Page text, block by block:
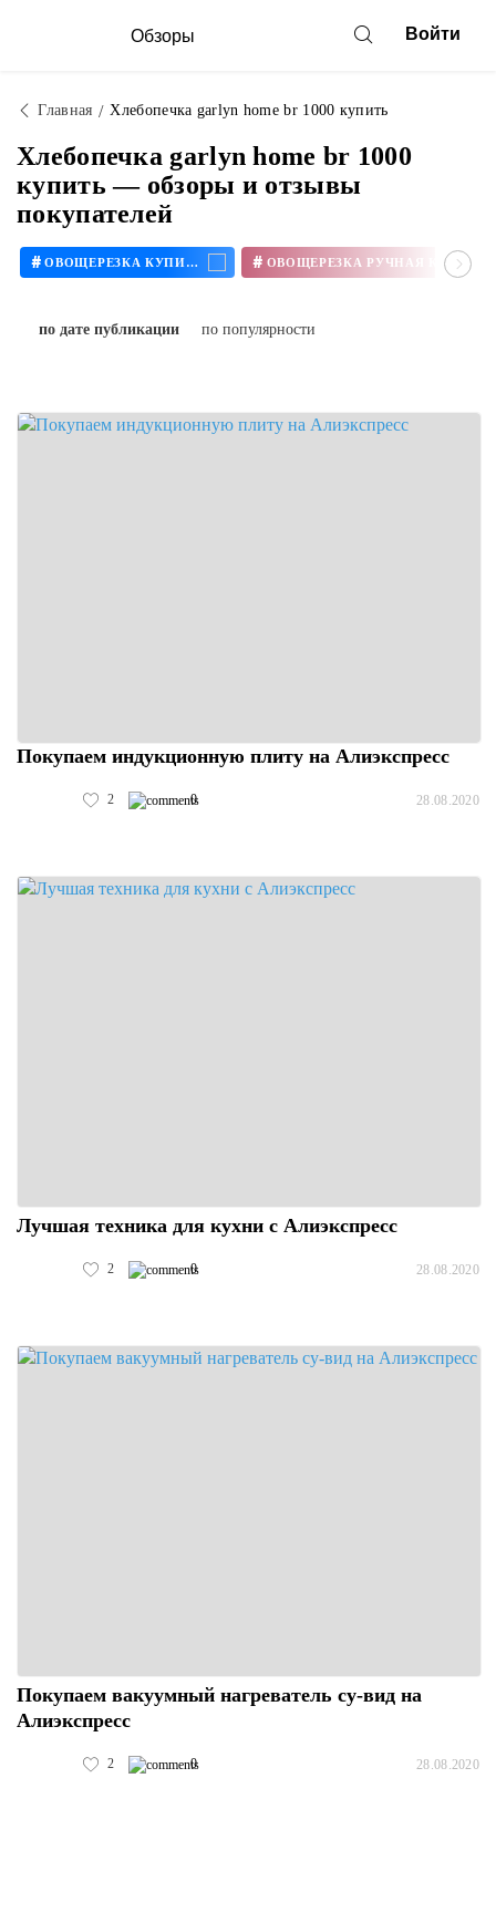
Обзоры Войти
Главная Хлебопечка garlyn home br 1000 купить
Хлебопечка garlyn home br 1000
купить — обзоры и отзывы
покупателей
# ОВОЩЕРЕЗКА КУПИТЬ # ОВОЩЕРЕЗКА РУЧНАЯ КУПИТЬ
по дате публикации по популярности
Покупаем индукционную плиту на Алиэкспресс
2 0 28.08.2020
Лучшая техника для кухни с Алиэкспресс
2 0 28.08.2020
Покупаем вакуумный нагреватель су-вид на
Алиэкспресс
2 0 28.08.2020